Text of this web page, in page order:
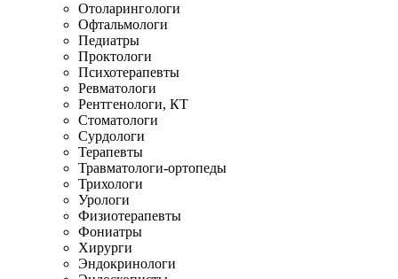
Отоларингологи
Офтальмологи
Педиатры
Проктологи
Психотерапевты
Ревматологи
Рентгенологи, КТ
Стоматологи
Сурдологи
Терапевты
Травматологи-ортопеды
Трихологи
Урологи
Физиотерапевты
Фониатры
Хирурги
Эндокринологи